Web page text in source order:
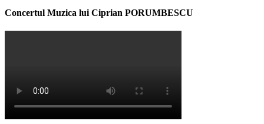
Concertul Muzica lui Ciprian PORUMBESCU